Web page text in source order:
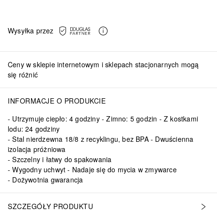
Wysyłka przez
Ceny w sklepie internetowym i sklepach stacjonarnych mogą
się różnić
INFORMACJE O PRODUKCIE
Utrzymuje ciepło: 4 godziny - Zimno: 5 godzin - Z kostkami
lodu: 24 godziny
Stal nierdzewna 18/8 z recyklingu, bez BPA - Dwuścienna
izolacja próżniowa
Szczelny i łatwy do spakowania
Wygodny uchwyt - Nadaje się do mycia w zmywarce
Dożywotnia gwarancja
SZCZEGÓŁY PRODUKTU